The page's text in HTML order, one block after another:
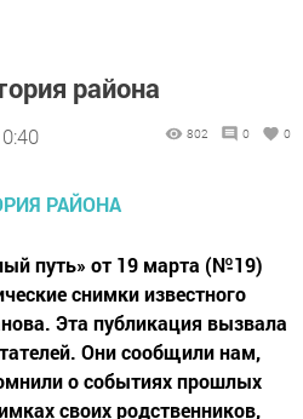
района
802 0 0
путь» от 19 марта (№19)
снимки известного
Эта публикация вызвала
Они сообщили нам,
о событиях прошлых
своих родственников,